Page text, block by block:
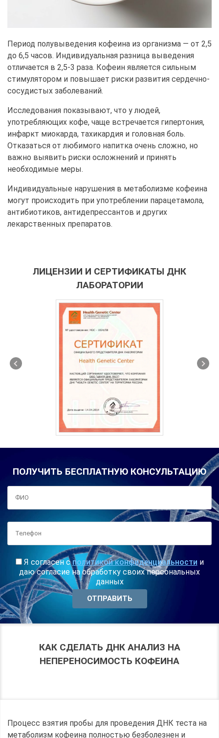
Период полувыведения кофеина из организма — от 2,5
до 6,5 часов. Индивидуальная разница выведения
отличается в 2,5-3 раза. Кофеин является сильным
стимулятором и повышает риски развития сердечно-
сосудистых заболеваний.
Исследования показывают, что у людей,
употребляющих кофе, чаще встречается гипертония,
инфаркт миокарда, тахикардия и головная боль.
Отказаться от любимого напитка очень сложно, но
важно выявить риски осложнений и принять
необходимые меры.
Индивидуальные нарушения в метаболизме кофеина
могут происходить при употреблении парацетамола,
антибиотиков, антидепрессантов и других
лекарственных препаратов.
ЛИЦЕНЗИИ И СЕРТИФИКАТЫ ДНК
ЛАБОРАТОРИИ
ПОЛУЧИТЬ БЕСПЛАТНУЮ КОНСУЛЬТАЦИЮ
Я согласен сполитикой конфиденциальности и
даю согласие на обработку своих персональных
данных
КАК СДЕЛАТЬ ДНК АНАЛИЗ НА
НЕПЕРЕНОСИМОСТЬ КОФЕИНА
Процесс взятия пробы для проведения ДНК теста на
метаболизм кофеина полностью безболезнен и